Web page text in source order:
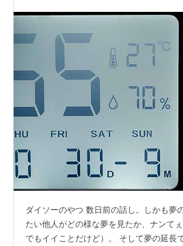
ダイソーのやつ 数日前の話し。しかも夢
たい他人がどの様な夢を見たか、ナンて
でもイイことだけど）。 そして夢の延長